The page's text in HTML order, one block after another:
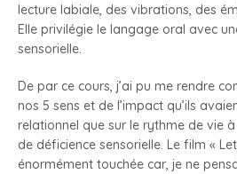
lecture labiale, des vibrations, des
Elle privilégie le langage oral avec
sensorielle.
De par ce cours, j’ai pu me rendre
nos 5 sens et de l’impact qu’ils
relationnel que sur le rythme de vie
de déficience sensorielle. Le film «
énormément touchée car, je ne